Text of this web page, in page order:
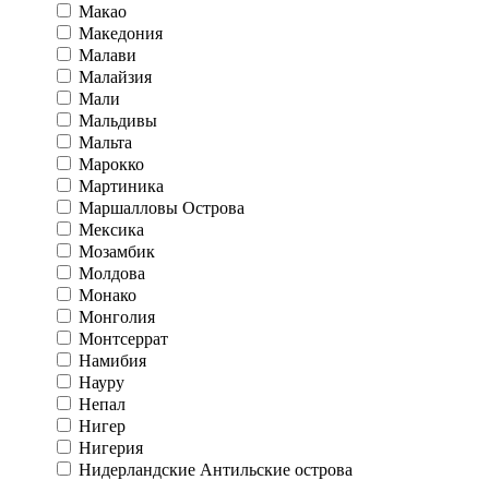
Макао
Македония
Малави
Малайзия
Мали
Мальдивы
Мальта
Марокко
Мартиника
Маршалловы Острова
Мексика
Мозамбик
Молдова
Монако
Монголия
Монтсеррат
Намибия
Науру
Непал
Нигер
Нигерия
Нидерландские Антильские острова